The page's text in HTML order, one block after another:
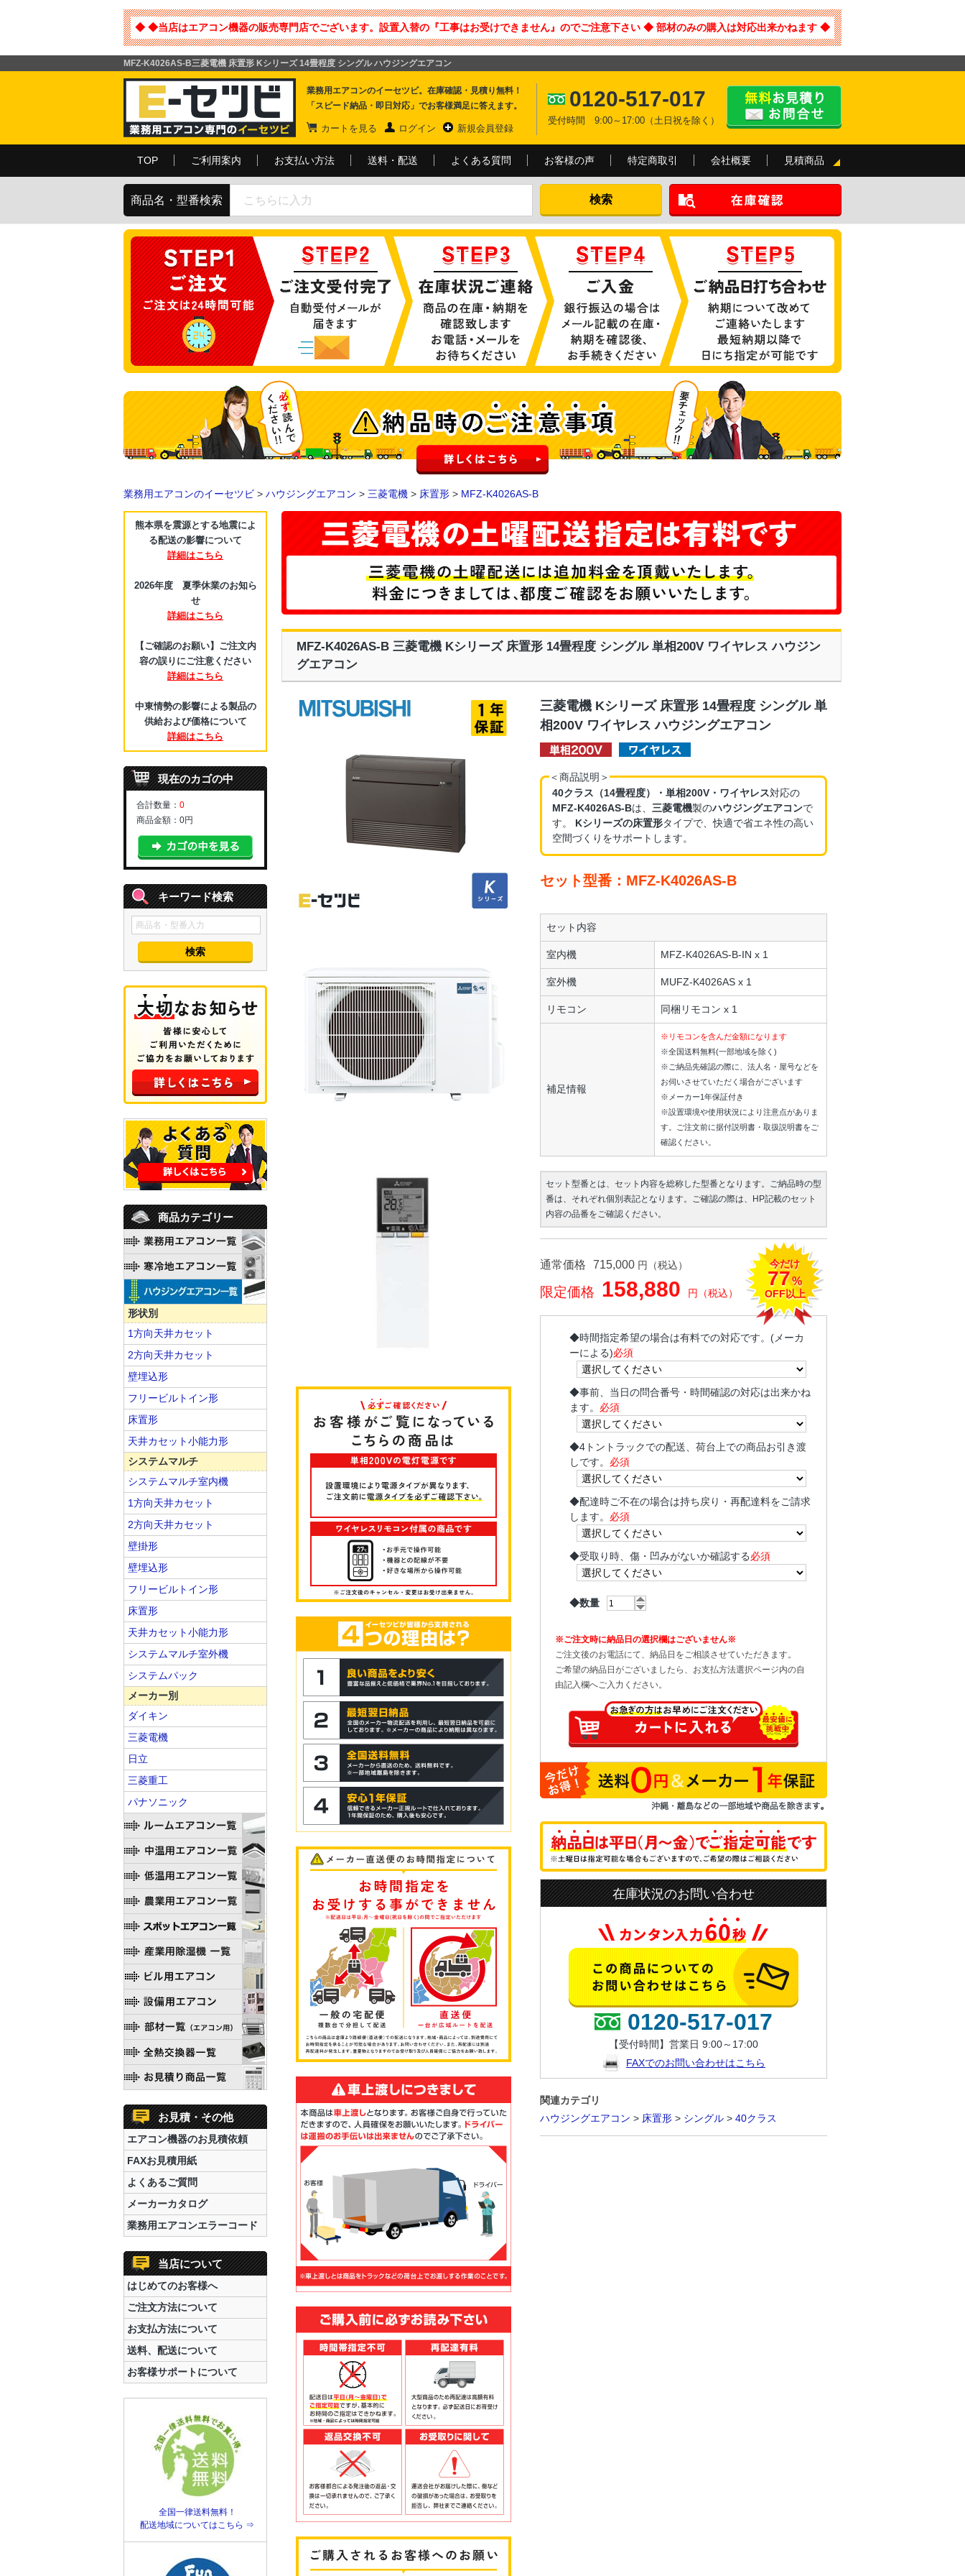
◆ ◆当店はエアコン機器の販売専門店でございます。設置入替の『工事はお受けできません』のでご注意下さい ◆ 部材のみの購入は対応出来かねます ◆
MFZ-K4026AS-B三菱電機 床置形 Kシリーズ 14畳程度 シングル ハウジングエアコン
業務用エアコンのイーセツビ。在庫確認・見積り無料！
「スピード納品・即日対応」でお客様満足に答えます。
カートを見る ログイン 新規会員登録
0120-517-017
受付時間 9:00～17:00（土日祝を除く）
TOP ご利用案内 お支払い方法 送料・配送 よくある質問 お客様の声 特定商取引 会社概要 見積商品
商品名・型番検索
業務用エアコンのイーセツビ > ハウジングエアコン > 三菱電機 > 床置形 > MFZ-K4026AS-B
MFZ-K4026AS-B 三菱電機 Kシリーズ 床置形 14畳程度 シングル 単相200V ワイヤレス ハウジン
グエアコン
三菱電機 Kシリーズ 床置形 14畳程度 シングル 単
相200V ワイヤレス ハウジングエアコン
＜商品説明＞
40クラス（14畳程度）・単相200V・ワイヤレス対応の
MFZ-K4026AS-Bは、 三菱電機製のハウジングエアコンで
す。 Kシリーズの床置形タイプで、快適で省エネ性の高い
空間づくりをサポートします。
セット型番：MFZ-K4026AS-B
セット内容
室内機 MFZ-K4026AS-B-IN x 1
室外機 MUFZ-K4026AS x 1
リモコン 同梱リモコン x 1
補足情報
※リモコンを含んだ金額になります
※全国送料無料(一部地域を除く)
※ご納品先確認の際に、法人名・屋号などを
お伺いさせていただく場合がございます
※メーカー1年保証付き
※設置環境や使用状況により注意点がありま
す。ご注文前に据付説明書・取扱説明書をご
確認ください。
セット型番とは、セット内容を総称した型番となります。ご納品時の型
番は、それぞれ個別表記となります。ご確認の際は、HP記載のセット
内容の品番をご確認ください。
通常価格 715,000 円（税込）
限定価格 158,880 円（税込）
今だけ
77%
OFF以上
◆時間指定希望の場合は有料での対応です。(メーカ
ーによる)必須
◆事前、当日の問合番号・時間確認の対応は出来かね
ます。 必須
◆4トントラックでの配送、荷台上での商品お引き渡
しです。 必須
◆配達時ご不在の場合は持ち戻り・再配達料をご請求
します。 必須
◆受取り時、傷・凹みがないか確認する必須
◆数量
※ご注文時に納品日の選択欄はございません※
ご注文後のお電話にて、納品日をご相談させていただきます。
ご希望の納品日がございましたら、お支払方法選択ページ内の自
由記入欄へご入力ください。
在庫状況のお問い合わせ
0120-517-017
【受付時間】営業日 9:00～17:00
FAXでのお問い合わせはこちら
関連カテゴリ
ハウジングエアコン > 床置形 > シングル > 40クラス
熊本県を震源とする地震によ
る配送の影響について
詳細はこちら
2026年度 夏季休業のお知ら
せ
詳細はこちら
【ご確認のお願い】ご注文内
容の誤りにご注意ください
詳細はこちら
中東情勢の影響による製品の
供給および価格について
詳細はこちら
現在のカゴの中
合計数量： 0
商品金額： 0円
キーワード検索
商品カテゴリー
形状別
1方向天井カセット
2方向天井カセット
壁埋込形
フリービルトイン形
床置形
天井カセット小能力形
システムマルチ
システムマルチ室内機
1方向天井カセット
2方向天井カセット
壁掛形
壁埋込形
フリービルトイン形
床置形
天井カセット小能力形
システムマルチ室外機
システムパック
メーカー別
ダイキン
三菱電機
日立
三菱重工
パナソニック
お見積・その他
エアコン機器のお見積依頼
FAXお見積用紙
よくあるご質問
メーカーカタログ
業務用エアコンエラーコード
当店について
はじめてのお客様へ
ご注文方法について
お支払方法について
送料、配送について
お客様サポートについて
全国一律送料無料！
配送地域についてはこちら ⇒